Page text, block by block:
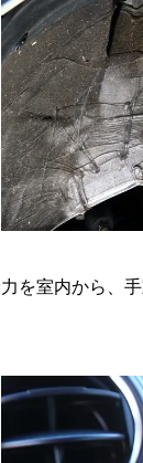
を室内から、